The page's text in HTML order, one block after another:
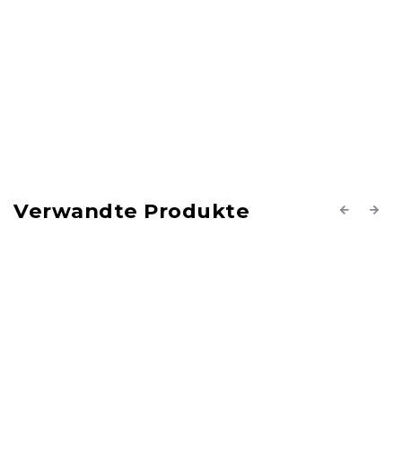
Verwandte Produkte Previous
Next